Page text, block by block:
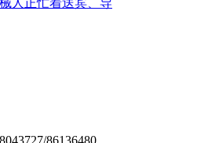
人正忙着送宾、导
86136480